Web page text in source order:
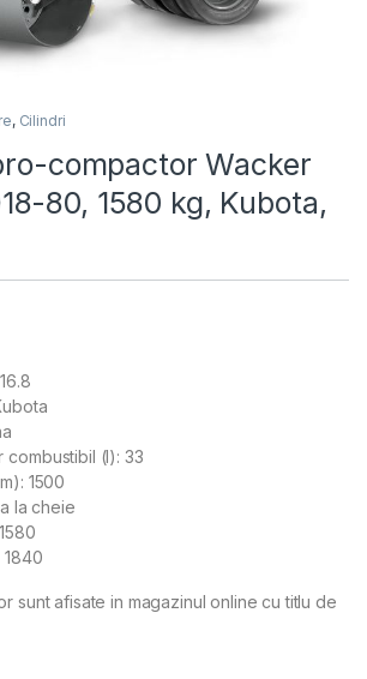
, Cilindri
compactor Wacker
80, 1580 kg, Kubota,
(l): 33
1500
la cheie
sunt afisate in magazinul online cu titlu de